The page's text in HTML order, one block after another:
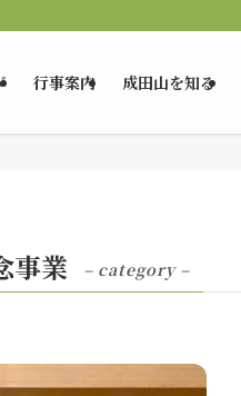
行事案内 成田山を知る
事業 – category –